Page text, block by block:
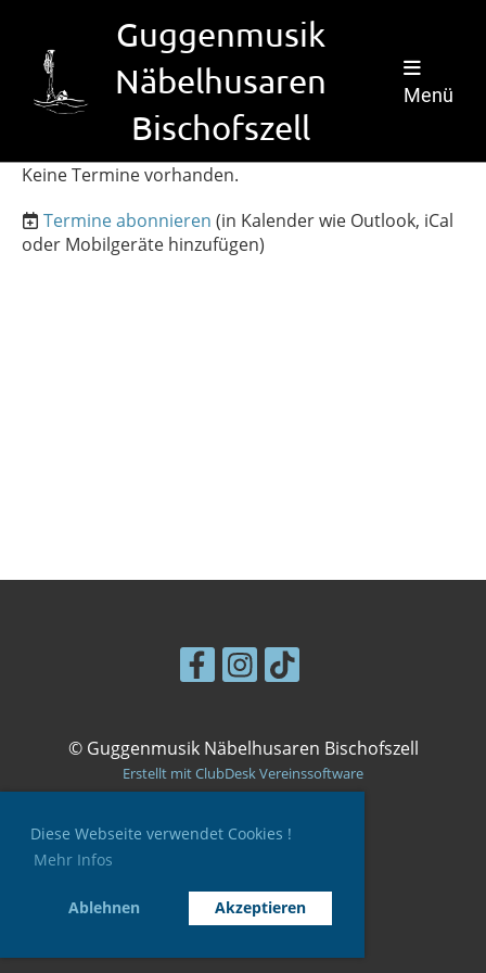
Diese Webseite verwendet Cookies !
Mehr Infos
Ablehnen Akzeptieren
Guggenmusik
Näbelhusaren
Bischofszell
Menü
Keine Termine vorhanden.
Termine abonnieren (in Kalender wie Outlook, iCal
oder Mobilgeräte hinzufügen)
© Guggenmusik Näbelhusaren Bischofszell
Erstellt mit ClubDesk Vereinssoftware